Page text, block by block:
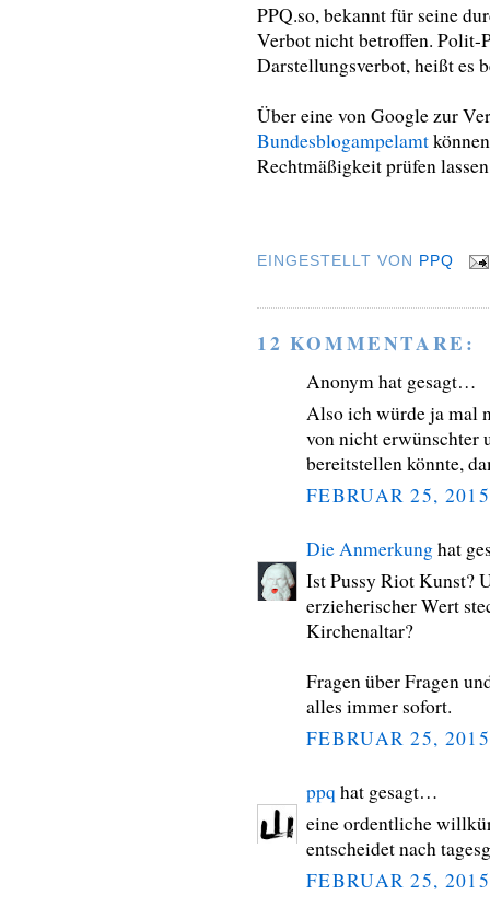
PPQ.so, bekannt für seine
Verbot nicht betroffen. Polit-
Darstellungsverbot, heißt es
Über eine von Google zur
Bundesblogampelamt
Rechtmäßigkeit prüfen
EINGESTELLT VON PPQ
12 KOMMENTARE:
Anonym hat gesagt…
Also ich würde ja mal
von nicht erwünschter
bereitstellen könnte,
FEBRUAR 25, 2015
Die Anmerkunghat
Ist Pussy Riot Kunst?
erzieherischer Wert
Kirchenaltar?
Fragen über Fragen
alles immer sofort.
FEBRUAR 25, 2015
ppq hat gesagt…
eine ordentliche
entscheidet nach
FEBRUAR 25, 2015